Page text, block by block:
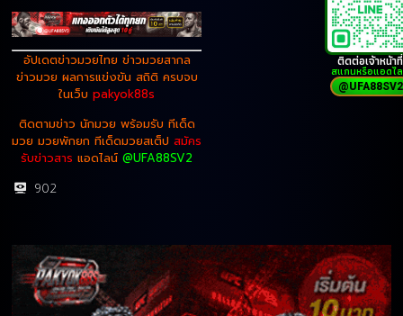
อัปเดตข่าวมวยไทย ข่าวมวยสากล
ข่าวมวย ผลการแข่งขัน สถิติ ครบจบ
ในเว็บ pakyok88s
ติดตามข่าว นักมวย พร้อมรับ ทีเด็ด
มวย มวยพักยก ทีเด็ดมวยสเต็ป สมัคร
รับข่าวสาร แอดไลน์ @UFA88SV2
902
ติดต่อเจ้าหน้าที่
สแกนหรือแอดไ
@UFA88SV2